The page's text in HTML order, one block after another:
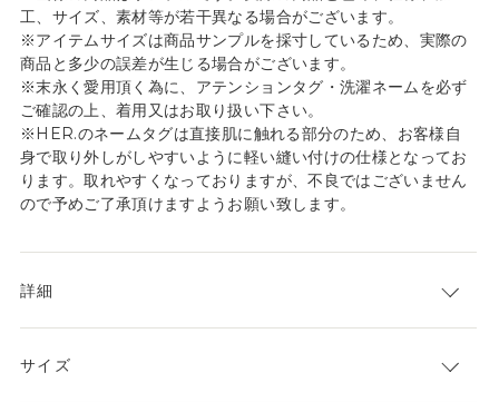
工、サイズ、素材等が若干異なる場合がございます。
※アイテムサイズは商品サンプルを採寸しているため、実際の
商品と多少の誤差が生じる場合がございます。
※末永く愛用頂く為に、アテンションタグ・洗濯ネームを必ず
ご確認の上、着用又はお取り扱い下さい。
※HER.のネームタグは直接肌に触れる部分のため、お客様自
身で取り外しがしやすいように軽い縫い付けの仕様となってお
ります。取れやすくなっておりますが、不良ではございません
ので予めご了承頂けますようお願い致します。
詳細
サイズ